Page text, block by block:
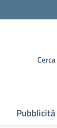
Cerca